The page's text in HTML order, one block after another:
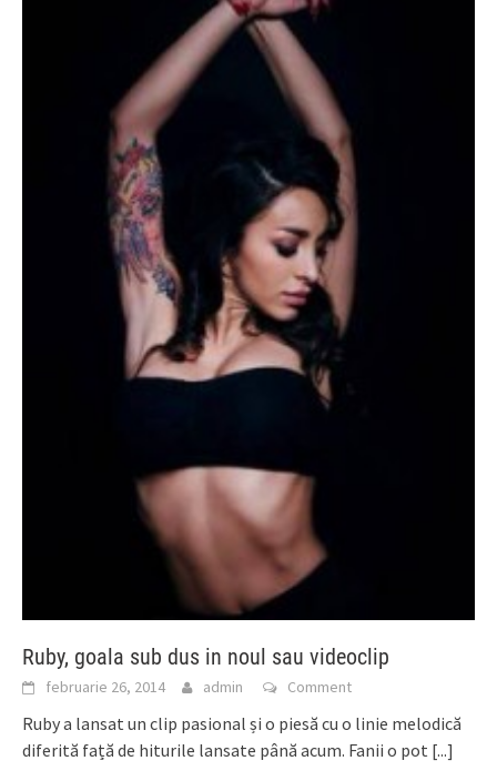
Ruby, goala sub dus in noul sau videoclip
februarie 26, 2014 admin Comment
Ruby a lansat un clip pasional și o piesă cu o linie melodică
diferită față de hiturile lansate până acum. Fanii o pot [...]